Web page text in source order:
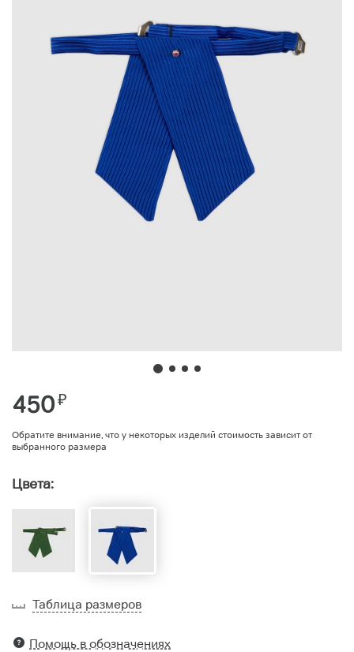
450₽
Обратите внимание, что у некоторых изделий стоимость зависит от
выбранного размера
Цвета:
Таблица размеров
Помощь в обозначениях